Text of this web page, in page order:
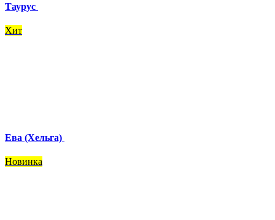
Таурус
Хит
Ева (Хельга)
Новинка